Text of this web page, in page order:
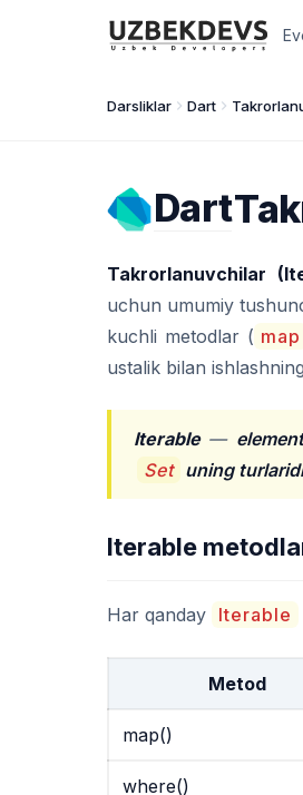
Darsliklar Dart
Dart
Takrorlanuvchilar
uchun umumiy
kuchli metodlar ( map
ustalik bilan
Iterable—
Set uning
Iterable
Har qanday Iterable
Metod
map()
where()